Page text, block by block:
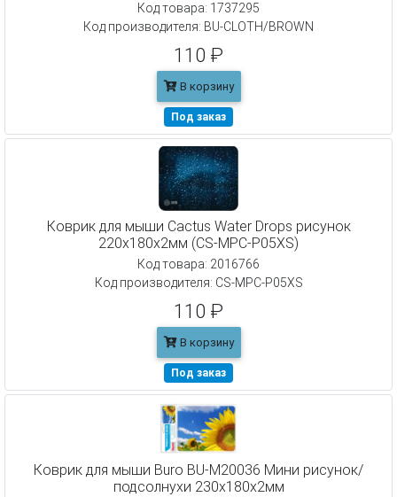
Код товара: 1737295
Код производителя: BU-CLOTH/BROWN
110 ₽
В корзину
Под заказ
Коврик для мыши Cactus Water Drops рисунок
220x180x2мм (CS-MPC-P05XS)
Код товара: 2016766
Код производителя: CS-MPC-P05XS
110 ₽
В корзину
Под заказ
Коврик для мыши Buro BU-M20036 Мини рисунок/
подсолнухи 230x180x2мм